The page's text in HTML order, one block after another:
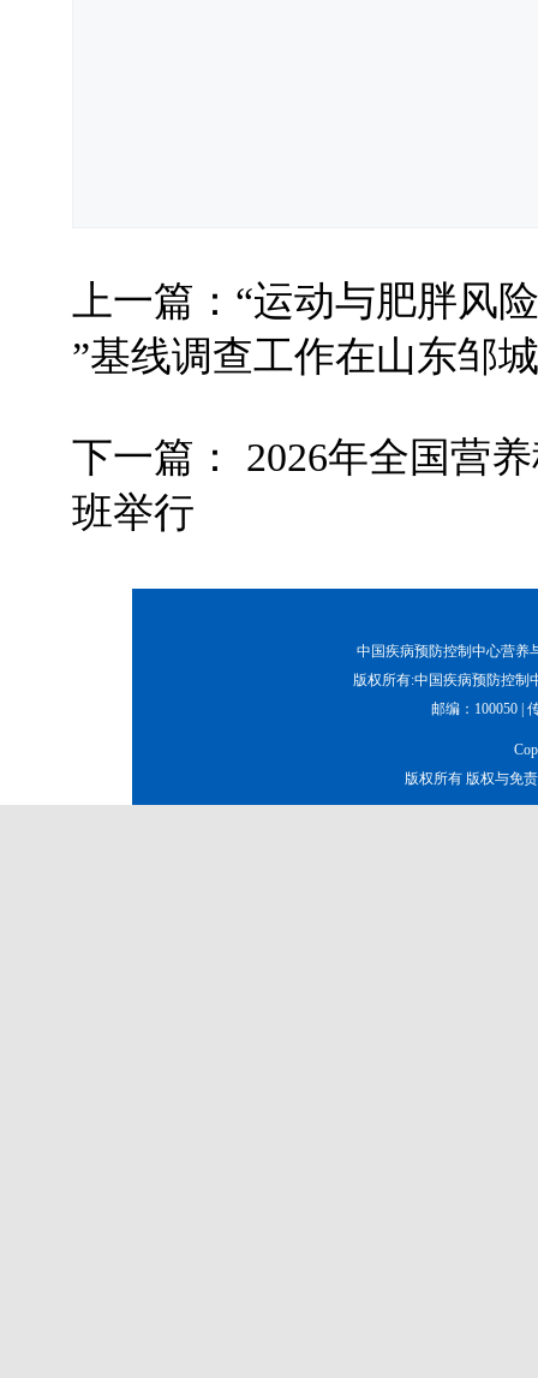
上一篇： “运动与肥胖风
”基线调查工作在山东邹
下一篇：
2026年全国营
班举行
中国疾病预防控制中心营养
版权所有:中国疾病预防控制
邮编：100050 |
版权所有 版权与免